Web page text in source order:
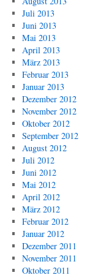
Juli 2013
Juni 2013
Mai 2013
April 2013
März 2013
Februar 2013
Januar 2013
Dezember 2012
November 2012
Oktober 2012
September 2012
August 2012
Juli 2012
Juni 2012
Mai 2012
April 2012
März 2012
Februar 2012
Januar 2012
Dezember 2011
November 2011
Oktober 2011